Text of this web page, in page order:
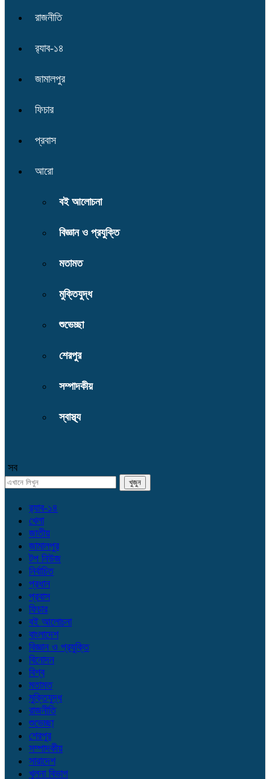
রাজনীতি
র‌্যাব-১৪
জামালপুর
ফিচার
প্রবাস
আরো
বই আলোচনা
বিজ্ঞান ও প্রযুক্তি
মতামত
মুক্তিযুদ্ধ
শুভেচ্ছা
শেরপুর
সম্পাদকীয়
স্বাস্থ্য
সব
র‌্যাব-১৪
খেলা
জাতীয়
জামালপুর
টপ নিউজ
নির্বাচিত
প্রধান
প্রবাস
ফিচার
বই আলোচনা
বাংলাদেশ
বিজ্ঞান ও প্রযুক্তি
বিনোদন
বিশ্ব
মতামত
মুক্তিযুদ্ধ
রাজনীতি
শুভেচ্ছা
শেরপুর
সম্পাদকীয়
সারাদেশ
খুলনা বিভাগ